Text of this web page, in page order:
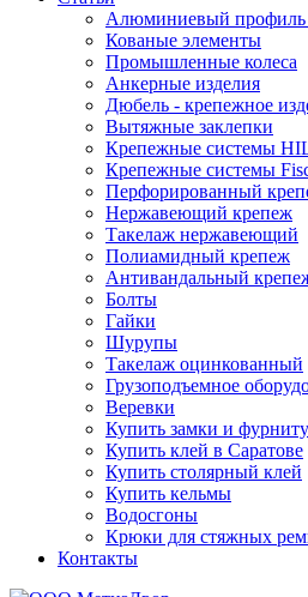
Алюминиевый
Кованые элементы
Промышленные колеса
Анкерные изделия
Дюбель - крепежное
Вытяжные заклепки
Крепежные системы
Крепежные системы
Перфорированный
Нержавеющий крепеж
Такелаж нержавеющий
Полиамидный крепеж
Антивандальный
Болты
Гайки
Шурупы
Такелаж оцинкованный
Грузоподъемное
Веревки
Купить замки и
Купить клей в Саратове
Купить столярный клей
Купить кельмы
Водосгоны
Крюки для стяжных
Контакты